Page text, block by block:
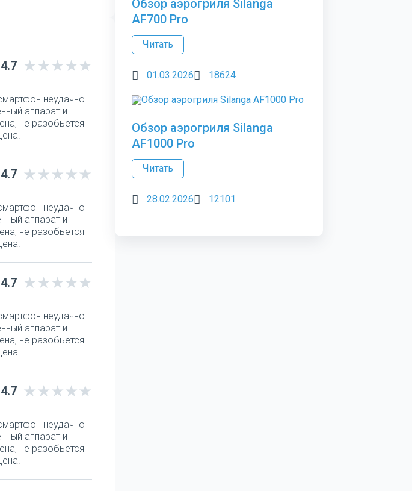
4.7
неудачно
аппарат и
не разобьется
4.7
неудачно
аппарат и
не разобьется
4.7
неудачно
аппарат и
не разобьется
4.7
неудачно
аппарат и
не разобьется
Обзор аэрогриля Silanga
AF700 Pro
Читать
01.03.2026 18624
Обзор аэрогриля Silanga
AF1000 Pro
Читать
28.02.2026 12101